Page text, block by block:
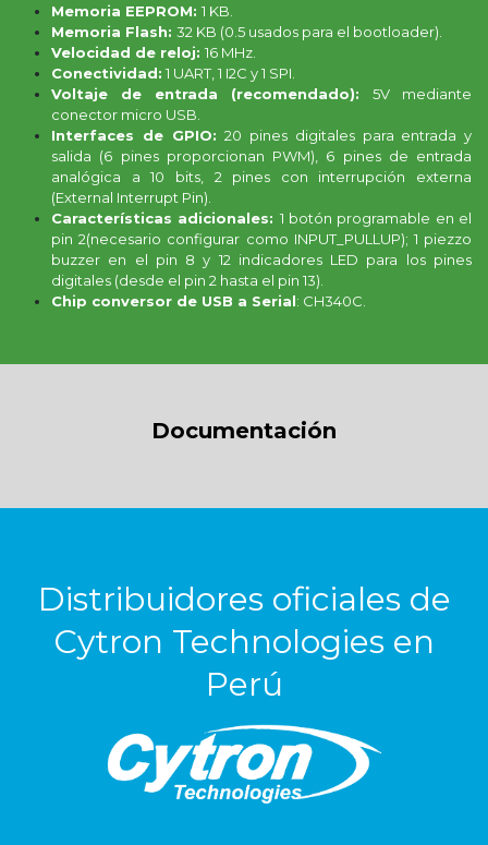
Memoria EEPROM: 1 KB.
Memoria Flash: 32 KB (0.5 usados para el bootloader).
Velocidad de reloj: 16 MHz.
Conectividad: 1 UART, 1 I2C y 1 SPI.
Voltaje de entrada (recomendado): 5V mediante
conector micro USB.
Interfaces de GPIO:20 pines digitales para entrada y
salida (6 pines proporcionan PWM), 6 pines de entrada
analógica a 10 bits, 2 pines con interrupción externa
(External Interrupt Pin).
Características adicionales: 1 botón programable en el
pin 2(necesario configurar como INPUT_PULLUP); 1 piezzo
buzzer en el pin 8 y 12 indicadores LED para los pines
digitales (desde el pin 2 hasta el pin 13).
Chip conversor de USB a Serial: CH340C.
Documentación
Distribuidores oficiales de
Cytron Technologies en
Perú